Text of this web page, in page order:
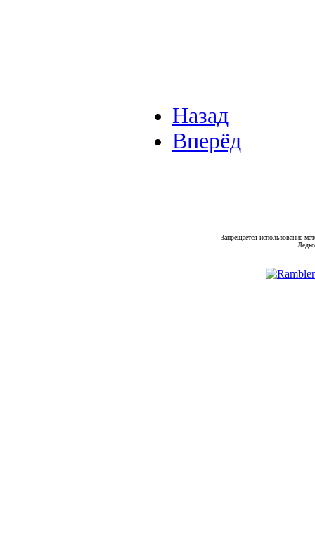
Назад
Вперёд
Запрещается использование